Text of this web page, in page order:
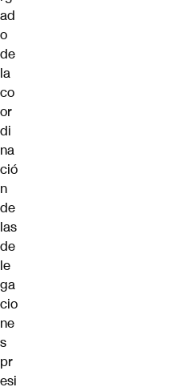
ad
o
de
la
co
or
di
na
ció
n
de
las
de
le
ga
cio
ne
s
pr
esi